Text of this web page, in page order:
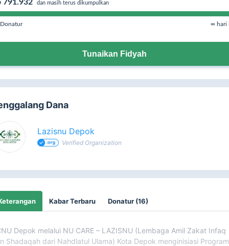
791.932 dan masih terus dikumpulkan
∞ hari
Tunaikan Fidyah
Dana
Lazisnu Depok
Verified Organization
Kabar Terbaru Donatur (16)
Depok melalui NU CARE – LAZISNU (Lembaga Amil Zakat Infaq
Shadaqah dari Nahdlatul Ulama) Kota Depok menginisiasi Program